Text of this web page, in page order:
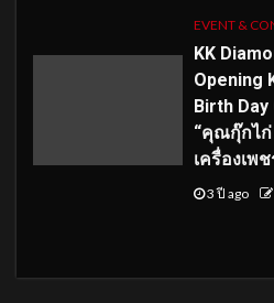
EVENT &
KK
Opening
Birth Day
“คุณกุ๊กไก่
เครื่องเพ
3 ปี ago